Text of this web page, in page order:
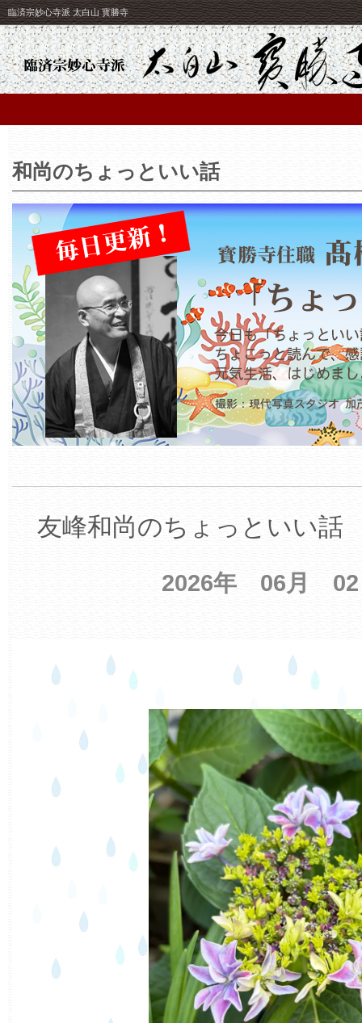
臨済宗妙心寺派 太白山 寳勝寺
和尚のちょっといい話
友峰和尚のちょっといい話
2026年 06月